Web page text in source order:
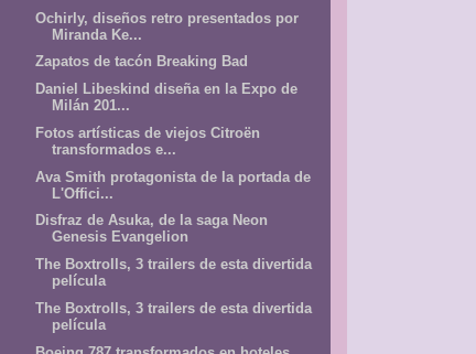
Ochirly, diseños retro presentados por
Miranda Ke...
Zapatos de tacón Breaking Bad
Daniel Libeskind diseña en la Expo de
Milán 201...
Fotos artísticas de viejos Citroën
transformados e...
Ava Smith protagonista de la portada de
L'Offici...
Disfraz de Asuka, de la saga Neon
Genesis Evangelion
The Boxtrolls, 3 trailers de esta divertida
película
The Boxtrolls, 3 trailers de esta divertida
película